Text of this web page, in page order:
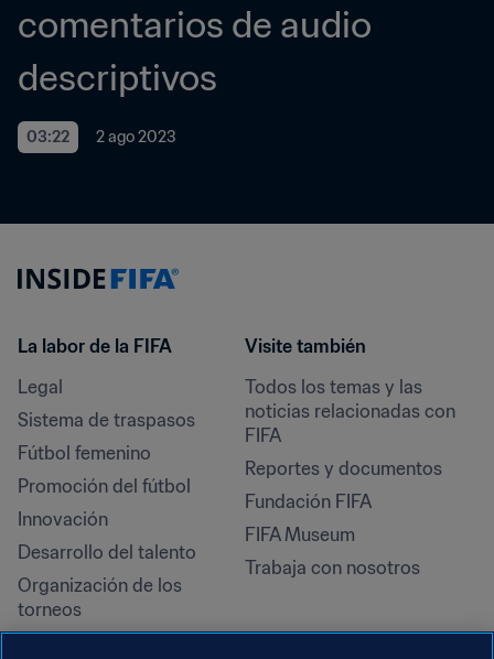
comentarios de audio
descriptivos
03:22 2 ago 2023
La labor de la FIFA
Legal
Sistema de traspasos
Fútbol femenino
Promoción del fútbol
Innovación
Desarrollo del talento
Organización de los
torneos
Visite también
Todos los temas y las
noticias relacionadas con
FIFA
Reportes y documentos
Fundación FIFA
FIFA Museum
Trabaja con nosotros